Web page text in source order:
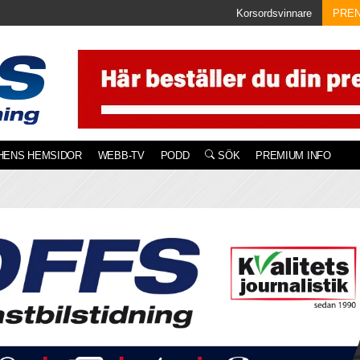
Korsordsvinnare
HEMSIDOR WEBB-TV PODD SÖK PREMIUM INFO